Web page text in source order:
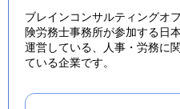
ブレインコンサルティングオ
険労務士事務所が参加する日
運営している、人事・労務に
ている企業です。